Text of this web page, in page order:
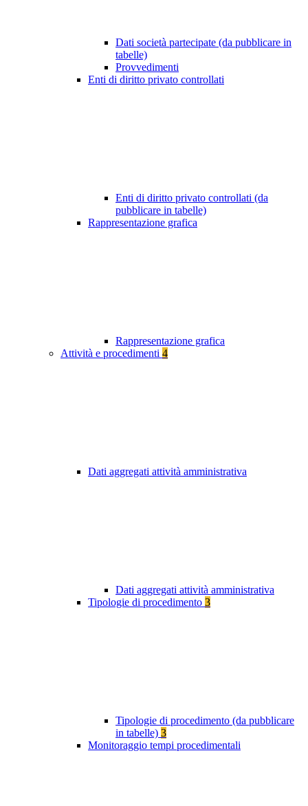
Dati società partecipate (da pubblicare in
tabelle)
Provvedimenti
Enti di diritto privato controllati
Enti di diritto privato controllati (da
pubblicare in tabelle)
Rappresentazione grafica
Rappresentazione grafica
Attività e procedimenti 4
Dati aggregati attività amministrativa
Dati aggregati attività amministrativa
Tipologie di procedimento 3
Tipologie di procedimento (da pubblicare
in tabelle) 3
Monitoraggio tempi procedimentali